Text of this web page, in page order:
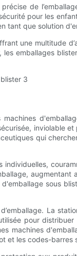
de
pour les
tant que solution
une multitude
emballages
inviolable
qui
sous
La
pour
machines
et les codes-barres